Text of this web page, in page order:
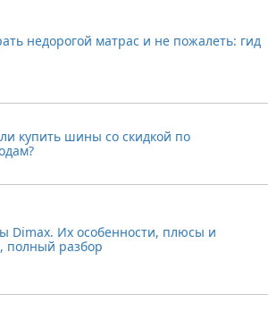
недорогой матрас и не пожалеть: гид
купить шины со скидкой по
Dimax. Их особенности, плюсы и
полный разбор